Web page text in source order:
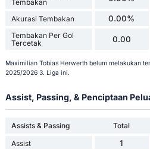
Tembakan
Akurasi Tembakan 0.00%
Tembakan Per Gol
Tercetak
0.00
Maximilian Tobias Herwerth belum melakukan
2025/2026 3. Liga ini.
Assist, Passing, & Penciptaan
Assists & Passing Total
Assist
1